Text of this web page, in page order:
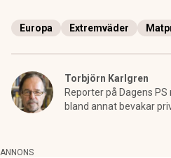
Europa Extremväder
Torbjörn Karlgren
Reporter på Dagens
bland annat bevakar
ANNONS